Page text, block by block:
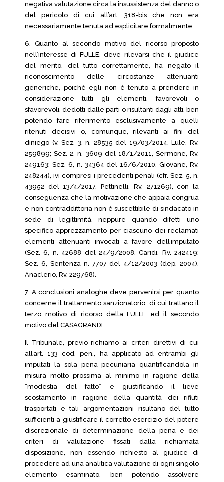
negativa valutazione circa la insussistenza del danno o
del pericolo di cui all’art. 318-bis che non era
necessariamente tenuta ad esplicitare formalmente.
6. Quanto al secondo motivo del ricorso proposto
nell’interesse di FULLE, deve rilevarsi che il giudice
del merito, del tutto correttamente, ha negato il
riconoscimento delle circostanze attenuanti
generiche, poiché egli non è tenuto a prendere in
considerazione tutti gli elementi, favorevoli o
sfavorevoli, dedotti dalle parti o risultanti dagli atti, ben
potendo fare riferimento esclusivamente a quelli
ritenuti decisivi o, comunque, rilevanti ai fini del
diniego (v. Sez. 3, n. 28535 del 19/03/2014, Lule, Rv.
259899; Sez. 2, n. 3609 del 18/1/2011, Sermone, Rv.
249163; Sez. 6, n. 34364 del 16/6/2010, Giovane, Rv.
248244), ivi compresi i precedenti penali (cfr. Sez. 5, n.
43952 del 13/4/2017, Pettinelli, Rv. 271269), con la
conseguenza che la motivazione che appaia congrua
e non contraddittoria non è suscettibile di sindacato in
sede di legittimità, neppure quando difetti uno
specifico apprezzamento per ciascuno dei reclamati
elementi attenuanti invocati a favore dell’imputato
(Sez. 6, n. 42688 del 24/9/2008, Caridi, Rv. 242419;
Sez. 6, Sentenza n. 7707 del 4/12/2003 (dep. 2004),
Anaclerio, Rv. 229768).
7. A conclusioni analoghe deve pervenirsi per quanto
concerne il trattamento sanzionatorio, di cui trattano il
terzo motivo di ricorso della FULLE ed il secondo
motivo del CASAGRANDE.
Il Tribunale, previo richiamo ai criteri direttivi di cui
all’art. 133 cod. pen., ha applicato ad entrambi gli
imputati la sola pena pecuniaria quantificandola in
misura molto prossima al minimo in ragione della
“modestia del fatto” e giustificando il lieve
scostamento in ragione della quantità dei rifiuti
trasportati e tali argomentazioni risultano del tutto
sufficienti a giustificare il corretto esercizio del potere
discrezionale di determinazione della pena e dei
criteri di valutazione fissati dalla richiamata
disposizione, non essendo richiesto al giudice di
procedere ad una analitica valutazione di ogni singolo
elemento esaminato, ben potendo assolvere